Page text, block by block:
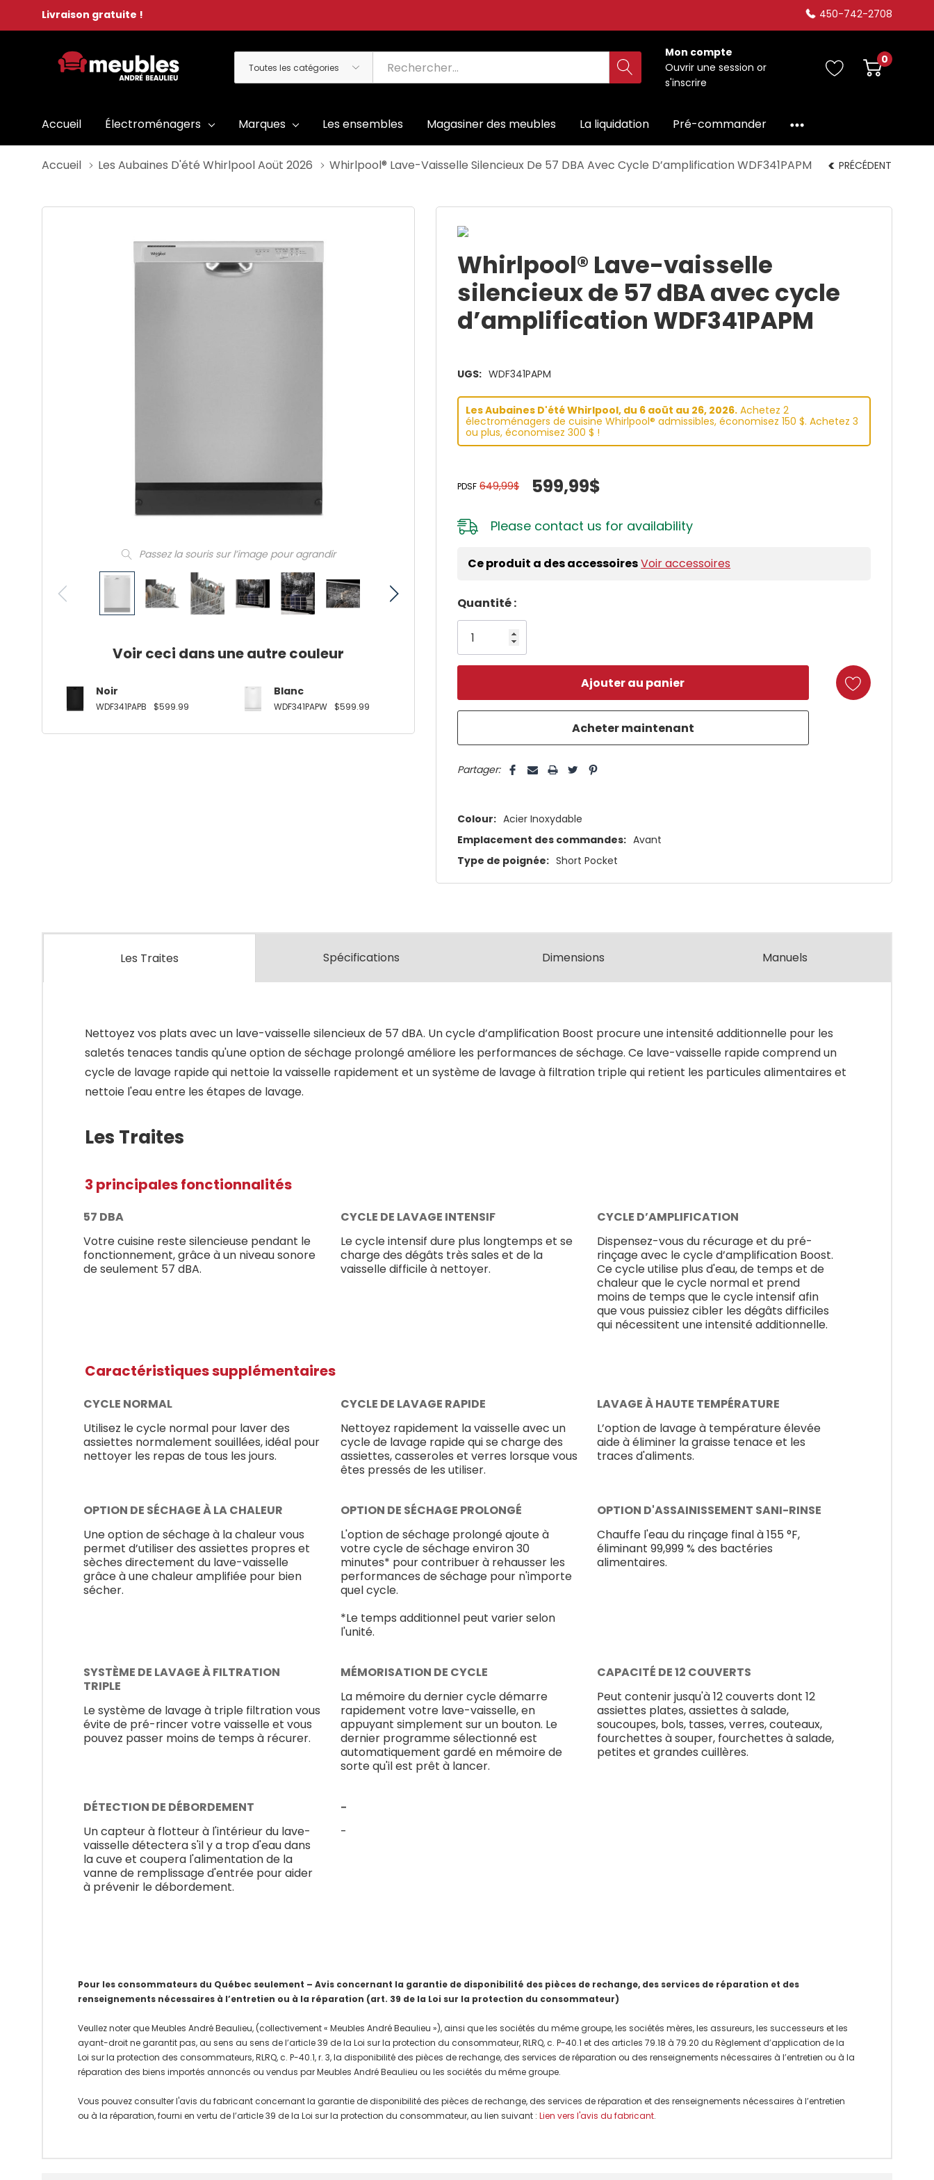
Livraison gratuite ! 450-742-2708
Toutes
les
Rechercher
Mon compte
Ouvrir une session or
s'inscrire
0
Accueil Électroménagers Marques Les ensembles Magasiner des meubles La liquidation Pré-commander
Accueil Les Aubaines D'été Whirlpool Aoüt 2026 Whirlpool® Lave-Vaisselle Silencieux De 57 DBA Avec Cycle D’amplification WDF341PAPM
Passez la souris sur l’image pour agrandir
Voir ceci dans une autre couleur
Noir
WDF341PAPB $599.99
Blanc
WDF341PAPW $599.99
PRÉCÉDENT
Whirlpool® Lave-vaisselle
silencieux de 57 dBA avec cycle
d’amplification WDF341PAPM
UGS: WDF341PAPM
Les Aubaines D'été Whirlpool, du 6 aoüt au 26, 2026. Achetez 2
électroménagers de cuisine Whirlpool® admissibles, économisez 150 $. Achetez 3
ou plus, économisez 300 $ !
PDSF 649,99$ 599,99$
Please contact us for availability
Ce produit a des accessoiresVoir accessoires
Dépêchez-
vous!
plus
Quantité :
Partager:
Colour: Acier Inoxydable
Emplacement des commandes: Avant
Type de poignée: Short Pocket
Les Traites Spécifications Dimensions Manuels
Nettoyez vos plats avec un lave-vaisselle silencieux de 57 dBA. Un cycle d’amplification Boost procure une intensité additionnelle pour les
saletés tenaces tandis qu'une option de séchage prolongé améliore les performances de séchage. Ce lave-vaisselle rapide comprend un
cycle de lavage rapide qui nettoie la vaisselle rapidement et un système de lavage à filtration triple qui retient les particules alimentaires et
nettoie l'eau entre les étapes de lavage.
Les Traites
3 principales fonctionnalités
57 DBA
Votre cuisine reste silencieuse pendant le
fonctionnement, grâce à un niveau sonore
de seulement 57 dBA.
CYCLE DE LAVAGE INTENSIF
Le cycle intensif dure plus longtemps et se
charge des dégâts très sales et de la
vaisselle difficile à nettoyer.
CYCLE D’AMPLIFICATION
Dispensez-vous du récurage et du pré-
rinçage avec le cycle d’amplification Boost.
Ce cycle utilise plus d'eau, de temps et de
chaleur que le cycle normal et prend
moins de temps que le cycle intensif afin
que vous puissiez cibler les dégâts difficiles
qui nécessitent une intensité additionnelle.
Caractéristiques supplémentaires
CYCLE NORMAL
Utilisez le cycle normal pour laver des
assiettes normalement souillées, idéal pour
nettoyer les repas de tous les jours.
CYCLE DE LAVAGE RAPIDE
Nettoyez rapidement la vaisselle avec un
cycle de lavage rapide qui se charge des
assiettes, casseroles et verres lorsque vous
êtes pressés de les utiliser.
LAVAGE À HAUTE TEMPÉRATURE
L’option de lavage à température élevée
aide à éliminer la graisse tenace et les
traces d'aliments.
OPTION DE SÉCHAGE À LA CHALEUR
Une option de séchage à la chaleur vous
permet d’utiliser des assiettes propres et
sèches directement du lave-vaisselle
grâce à une chaleur amplifiée pour bien
sécher.
OPTION DE SÉCHAGE PROLONGÉ
L'option de séchage prolongé ajoute à
votre cycle de séchage environ 30
minutes* pour contribuer à rehausser les
performances de séchage pour n'importe
quel cycle.
*Le temps additionnel peut varier selon
l'unité.
OPTION D'ASSAINISSEMENT SANI-RINSE
Chauffe l'eau du rinçage final à 155 °F,
éliminant 99,999 % des bactéries
alimentaires.
SYSTÈME DE LAVAGE À FILTRATION
TRIPLE
Le système de lavage à triple filtration vous
évite de pré-rincer votre vaisselle et vous
pouvez passer moins de temps à récurer.
MÉMORISATION DE CYCLE
La mémoire du dernier cycle démarre
rapidement votre lave-vaisselle, en
appuyant simplement sur un bouton. Le
dernier programme sélectionné est
automatiquement gardé en mémoire de
sorte qu'il est prêt à lancer.
CAPACITÉ DE 12 COUVERTS
Peut contenir jusqu'à 12 couverts dont 12
assiettes plates, assiettes à salade,
soucoupes, bols, tasses, verres, couteaux,
fourchettes à souper, fourchettes à salade,
petites et grandes cuillères.
DÉTECTION DE DÉBORDEMENT
Un capteur à flotteur à l'intérieur du lave-
vaisselle détectera s'il y a trop d'eau dans
la cuve et coupera l'alimentation de la
vanne de remplissage d'entrée pour aider
à prévenir le débordement.
-
-
Pour les consommateurs du Québec seulement – Avis concernant la garantie de disponibilité des pièces de rechange, des services de réparation et des
renseignements nécessaires à l’entretien ou à la réparation (art. 39 de la Loi sur la protection du consommateur)
Veullez noter que Meubles André Beaulieu, (collectivement « Meubles André Beaulieu »), ainsi que les sociétés du même groupe, les sociétés mères, les assureurs, les successeurs et les
ayant-droit ne garantit pas, au sens au sens de l’article 39 de la Loi sur la protection du consommateur, RLRQ, c. P-40.1 et des articles 79.18 à 79.20 du Règlement d’application de la
Loi sur la protection des consommateurs, RLRQ, c. P-40.1, r. 3, la disponibilité des pièces de rechange, des services de réparation ou des renseignements nécessaires à l’entretien ou à la
réparation des biens importés annoncés ou vendus par Meubles André Beaulieu ou les sociétés du même groupe.
Vous pouvez consulter l'avis du fabricant concernant la garantie de disponibilité des pièces de rechange, des services de réparation et des renseignements nécessaires à l’entretien
ou à la réparation, fourni en vertu de l’article 39 de la Loi sur la protection du consommateur, au lien suivant : Lien vers l'avis du fabricant.